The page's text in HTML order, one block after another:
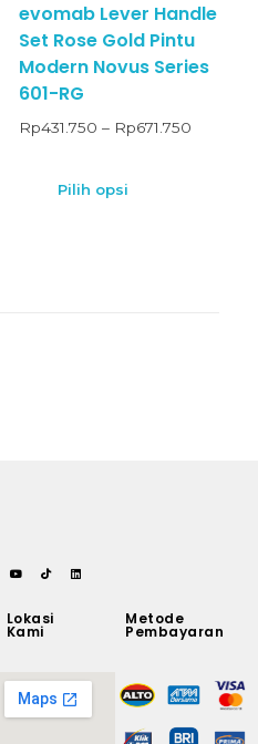
evomab Lever Handle
Set Rose Gold Pintu
Modern Novus Series
601-RG
Rp431.750 – Rp671.750
Pilih opsi
Lokasi
Kami
Metode
Pembayaran